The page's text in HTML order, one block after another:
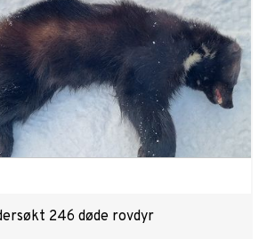
246 døde rovdyr